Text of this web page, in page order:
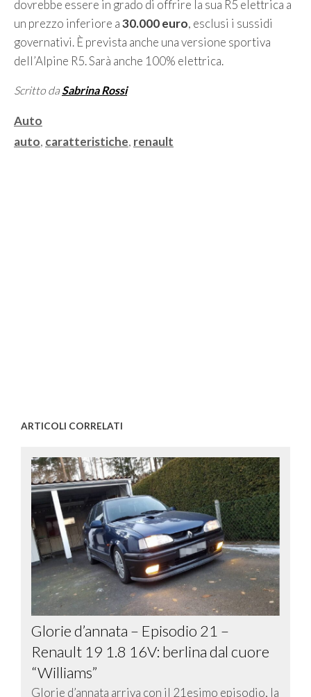
dovrebbe essere in grado di offrire la sua R5 elettrica a
un prezzo inferiore a30.000 euro, esclusi i sussidi
governativi. È prevista anche una versione sportiva
dell’Alpine R5. Sarà anche 100% elettrica.
Scritto daSabrina Rossi
Categorie
Auto
Tag
auto, caratteristiche, renault
ARTICOLI CORRELATI
Glorie d’annata – Episodio 21 –
Renault 19 1.8 16V: berlina dal cuore
“Williams”
Glorie d’annata arriva con il 21esimo episodio, la